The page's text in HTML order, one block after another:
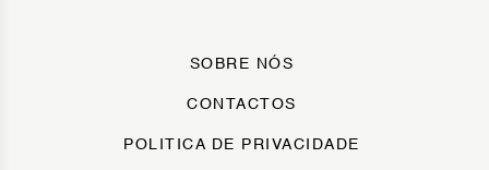
SOBRE NÓS
CONTACTOS
POLITICA DE PRIVACIDADE